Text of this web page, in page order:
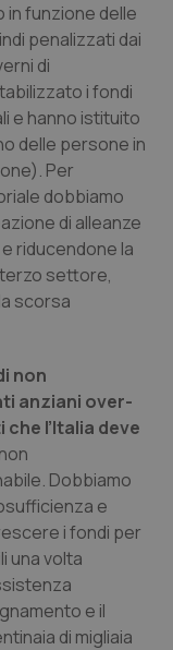
in funzione delle
penalizzati dai
di
i fondi
e hanno istituito
delle persone in
Per
dobbiamo
di alleanze
riducendone la
settore,
scorsa
non
anziani over-
l’Italia deve
Dobbiamo
e
i fondi per
una volta
e il
di migliaia